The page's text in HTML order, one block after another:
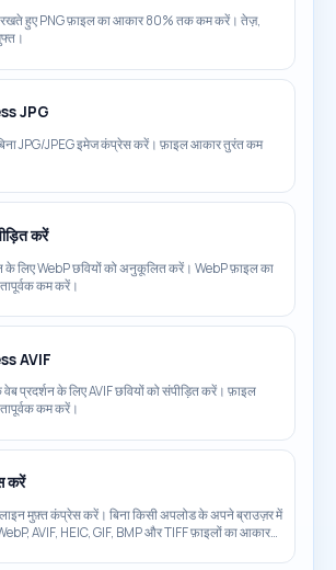
रखते हुए PNG फ़ाइल का आकार 80% तक कम करें। तेज़,
JPG
बिना JPG/JPEG इमेज कंप्रेस करें। फ़ाइल आकार तुरंत कम
करें
के लिए WebP छवियों को अनुकूलित करें। WebP फ़ाइल का
कम करें।
AVIF
वेब प्रदर्शन के लिए AVIF छवियों को संपीड़ित करें। फ़ाइल
कम करें।
करें
मुफ़्त कंप्रेस करें। बिना किसी अपलोड के अपने ब्राउज़र में
AVIF, HEIC, GIF, BMP और TIFF फ़ाइलों का आकार